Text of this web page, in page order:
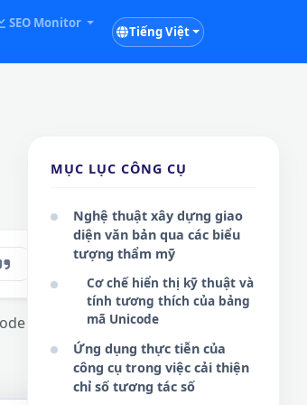
SEO Monitor
Tiếng Việt
199
cho các nền tảng trực
MỤC LỤC CÔNG CỤ
Nghệ thuật xây dựng giao
diện văn bản qua các biểu
tượng thẩm mỹ
Cơ chế hiển thị kỹ thuật và
tính tương thích của bảng
mã Unicode
Ứng dụng thực tiễn của
công cụ trong việc cải thiện
chỉ số tương tác số